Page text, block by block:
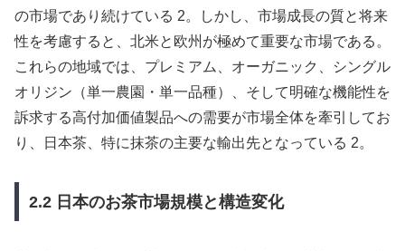
の市場であり続けている 2。しかし、市場成長の質と将来
性を考慮すると、北米と欧州が極めて重要な市場である。
これらの地域では、プレミアム、オーガニック、シングル
オリジン（単一農園・単一品種）、そして明確な機能性を
訴求する高付加価値製品への需要が市場全体を牽引してお
り、日本茶、特に抹茶の主要な輸出先となっている 2。
2.2 日本のお茶市場規模と構造変化